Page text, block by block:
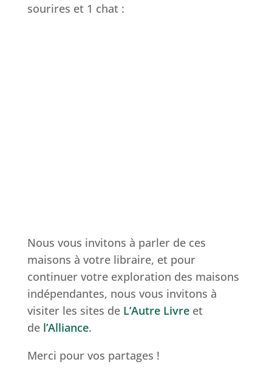
sourires et 1 chat :
Nous vous invitons à parler de ces
maisons à votre libraire, et pour
continuer votre exploration des maisons
indépendantes, nous vous invitons à
visiter les sites de L’Autre Livreet
de l’Alliance.
Merci pour vos partages !